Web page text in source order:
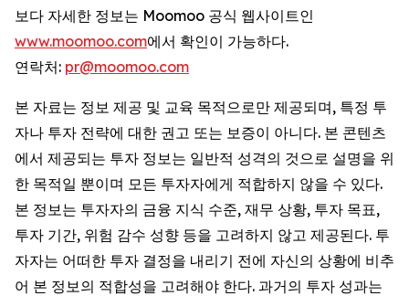
보다 자세한 정보는 Moomoo 공식 웹사이트인
www.moomoo.com에서 확인이 가능하다.
연락처: pr@moomoo.com
본 자료는 정보 제공 및 교육 목적으로만 제공되며, 특정 투
자나 투자 전략에 대한 권고 또는 보증이 아니다. 본 콘텐츠
에서 제공되는 투자 정보는 일반적 성격의 것으로 설명을 위
한 목적일 뿐이며 모든 투자자에게 적합하지 않을 수 있다.
본 정보는 투자자의 금융 지식 수준, 재무 상황, 투자 목표,
투자 기간, 위험 감수 성향 등을 고려하지 않고 제공된다. 투
자자는 어떠한 투자 결정을 내리기 전에 자신의 상황에 비추
어 본 정보의 적합성을 고려해야 한다. 과거의 투자 성과는